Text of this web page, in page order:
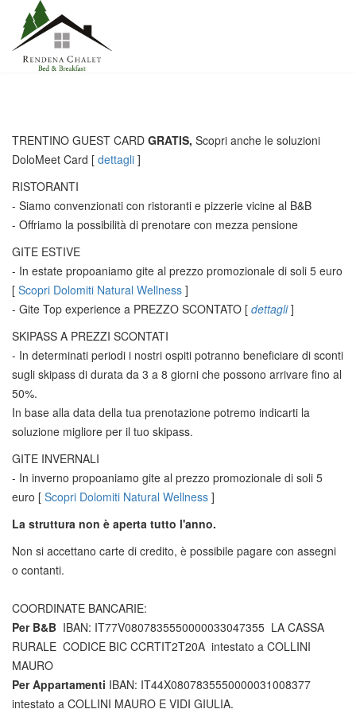
TRENTINO GUEST CARD GRATIS, Scopri anche le soluzioni
DoloMeet Card [ dettagli ]
RISTORANTI
- Siamo convenzionati con ristoranti e pizzerie vicine al B&B
- Offriamo la possibilità di prenotare con mezza pensione
GITE ESTIVE
- In estate propoaniamo gite al prezzo promozionale di soli 5 euro
[ Scopri Dolomiti Natural Wellness ]
- Gite Top experience a PREZZO SCONTATO [ dettagli]
SKIPASS A PREZZI SCONTATI
- In determinati periodi i nostri ospiti potranno beneficiare di sconti
sugli skipass di durata da 3 a 8 giorni che possono arrivare fino al
50%.
In base alla data della tua prenotazione potremo indicarti la
soluzione migliore per il tuo skipass.
GITE INVERNALI
- In inverno propoaniamo gite al prezzo promozionale di soli 5
euro [ Scopri Dolomiti Natural Wellness ]
La struttura non è aperta tutto l'anno.
Non si accettano carte di credito, è possibile pagare con assegni
o contanti.
COORDINATE BANCARIE:
Per B&B IBAN: IT77V0807835550000033047355 LA CASSA
RURALE CODICE BIC CCRTIT2T20A intestato a COLLINI
MAURO
Per Appartamenti IBAN: IT44X0807835550000031008377
intestato a COLLINI MAURO E VIDI GIULIA.